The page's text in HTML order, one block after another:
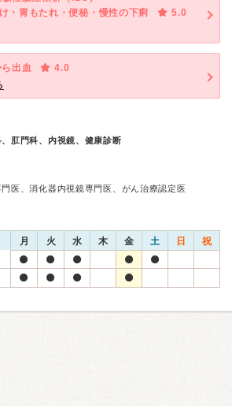
・胃もたれ・便秘・慢性の下痢
5.0
出血
4.0
肛門科、内視鏡、健康診断
医、消化器内視鏡専門医、がん治療認定医
月 火 水 木 金 土 日 祝